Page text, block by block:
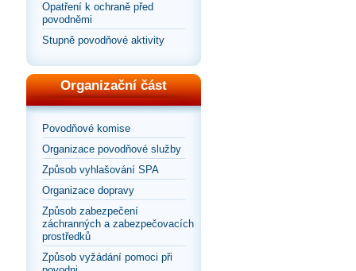
Opatření k ochraně před
povodněmi
Stupně povodňové aktivity
Organizační část
Povodňové komise
Organizace povodňové služby
Způsob vyhlašování SPA
Organizace dopravy
Způsob zabezpečení
záchranných a zabezpečovacích
prostředků
Způsob vyžádání pomoci při